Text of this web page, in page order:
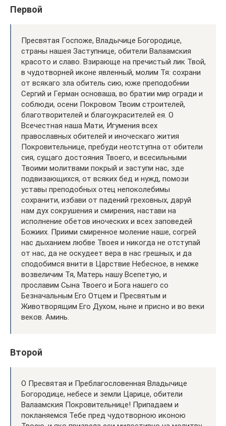
Первой
Пресвятая Госпоже, Владычице Богородице,
страны нашея Заступнице, обители Валаамския
красото и славо. Взирающе на пречистый лик Твой,
в чудотворней иконе явленный, молим Тя: сохрани
от всякаго зла обитель сию, юже преподобнии
Сергий и Герман основаша, во братии мир огради и
соблюди, осени Покровом Твоим строителей,
благотворителей и благоукрасителей ея. О
Всечестная наша Мати, Игумения всех
православных обителей и иноческаго жития
Покровительнице, пребуди неотступна от обители
сия, сущаго достояния Твоего, и всесильными
Твоими молитвами покрый и заступи нас, зде
подвизающихся, от всяких бед и нужд, помози
уставы преподобных отец непоколебимы
сохранити, избави от падений греховных, даруй
нам дух сокрушения и смирения, настави на
исполнение обетов иноческих и всех заповедей
Божиих. Приими смиренное моление наше, согрей
нас дыханием любве Твоея и никогда не отступай
от нас, да не оскудеет вера в нас грешных, и да
сподобимся внити в Царствие Небесное, в немже
возвеличим Тя, Матерь нашу Всепетую, и
прославим Сына Твоего и Бога нашего со
Безначальным Его Отцем и Пресвятым и
Животворящим Его Духом, ныне и присно и во веки
веков. Аминь.
Второй
О Пресвятая и Преблагословенная Владычице
Богородице, небесе и земли Царице, обители
Валаамския Покровительнице! Припадаем и
покланяемся Тебе пред чудотворною иконою